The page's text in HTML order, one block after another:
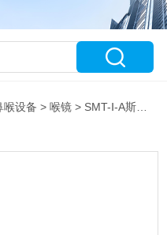
喉设备 >喉镜 > SMT-Ⅰ-A斯美特麻醉视频喉镜